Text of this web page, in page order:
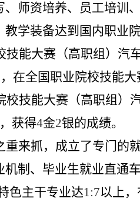
师资培养、员工培训
学装备达到国内职业
技能大赛（高职组）汽
在全国职业院校技能
校技能大赛（高职组）
获得4金2银的成绩。
重来抓，成立了专门的
机制、毕业生就业直通
色主干专业达1:7以上